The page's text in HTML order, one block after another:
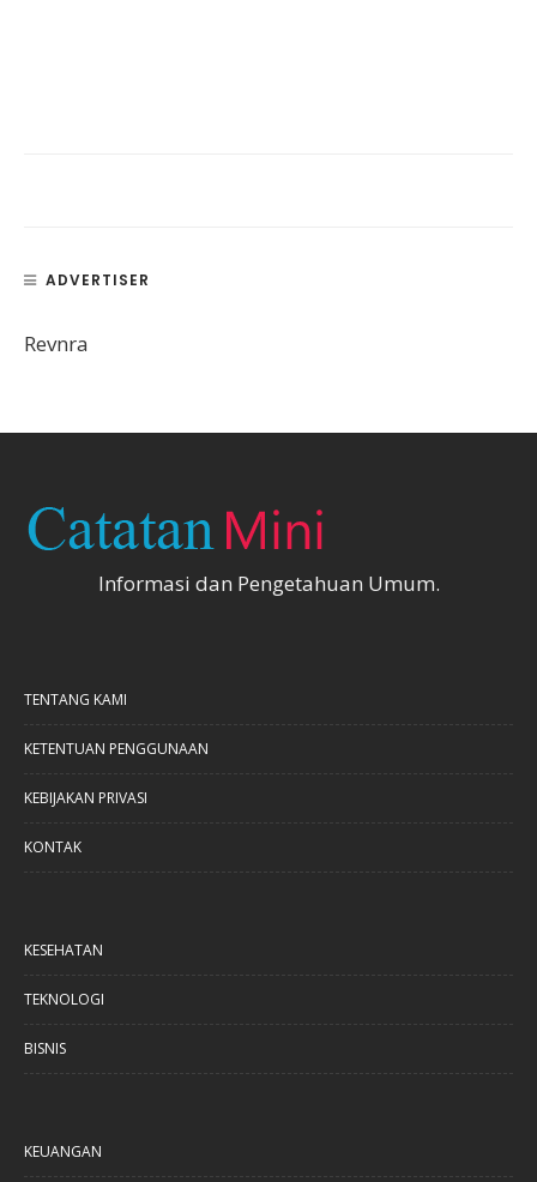
ADVERTISER
Revnra
Informasi dan Pengetahuan Umum.
TENTANG KAMI
KETENTUAN PENGGUNAAN
KEBIJAKAN PRIVASI
KONTAK
KESEHATAN
TEKNOLOGI
BISNIS
KEUANGAN